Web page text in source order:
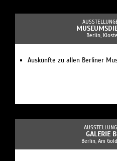
Berlin,
Auskünfte zu allen Berliner
GALERIE
Berlin, Am